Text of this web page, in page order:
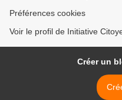
Préférences cookies
Voir le profil de Initiative
Créer un